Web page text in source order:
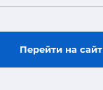
Перейти на сайт